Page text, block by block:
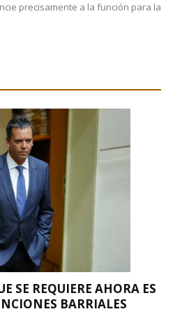
precisamente a la función para la
SE REQUIERE AHORA ES
BARRIALES